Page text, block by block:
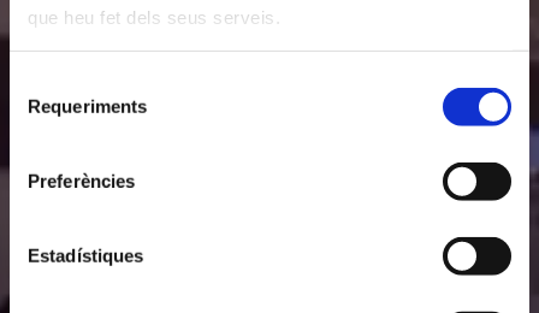
que heu fet dels seus serveis.
Requeriments
Preferències
Estadístiques